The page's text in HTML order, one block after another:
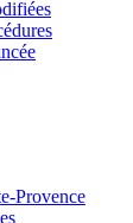
Provence